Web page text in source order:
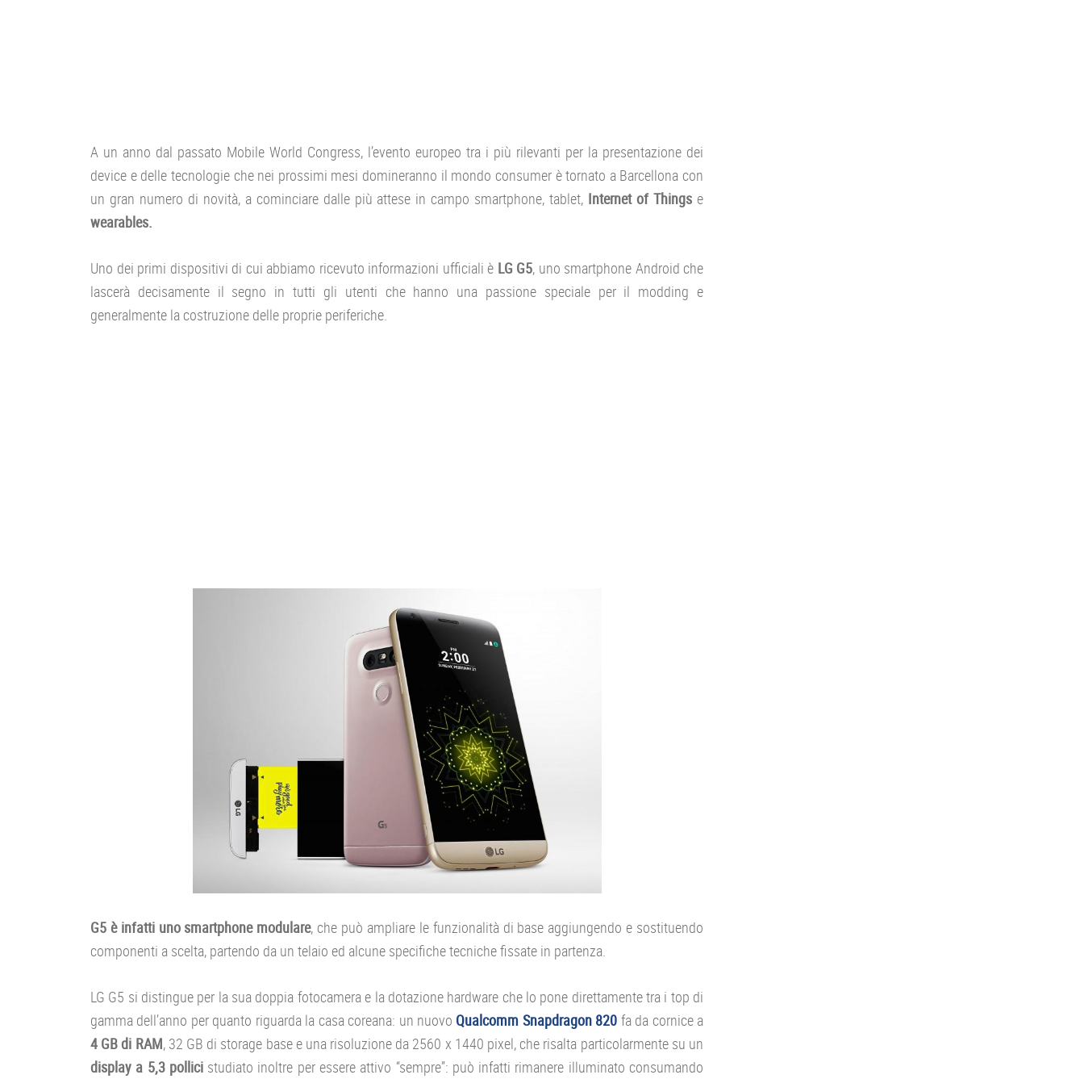
A un anno dal passato Mobile World Congress, l’evento europeo tra i più rilevanti per la presentazione dei
device e delle tecnologie che nei prossimi mesi domineranno il mondo consumer è tornato a Barcellona con
un gran numero di novità, a cominciare dalle più attese in campo smartphone, tablet, Internet of Things e
wearables.
Uno dei primi dispositivi di cui abbiamo ricevuto informazioni ufficiali è LG G5, uno smartphone Android che
lascerà decisamente il segno in tutti gli utenti che hanno una passione speciale per il modding e
generalmente la costruzione delle proprie periferiche.
G5 è infatti uno smartphone modulare, che può ampliare le funzionalità di base aggiungendo e sostituendo
componenti a scelta, partendo da un telaio ed alcune specifiche tecniche fissate in partenza.
LG G5 si distingue per la sua doppia fotocamera e la dotazione hardware che lo pone direttamente tra i top di
gamma dell’anno per quanto riguarda la casa coreana: un nuovo Qualcomm Snapdragon 820 fa da cornice a
4 GB di RAM, 32 GB di storage base e una risoluzione da 2560 x 1440 pixel, che risalta particolarmente su un
display a 5,3 pollicistudiato inoltre per essere attivo “sempre”: può infatti rimanere illuminato consumando